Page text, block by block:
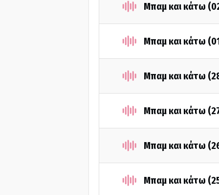
Μπαμ και κάτω
Μπαμ και κάτω
Μπαμ και κάτω
Μπαμ και κάτω
Μπαμ και κάτω
Μπαμ και κάτω